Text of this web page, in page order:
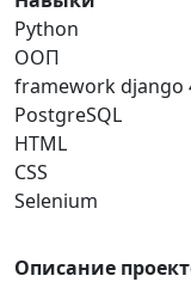
Python
ООП
framework django
PostgreSQL
HTML
CSS
Selenium
Описание